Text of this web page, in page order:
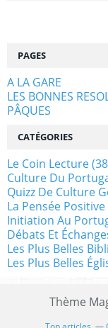
PAGES
A LA GARE
LES BONNES
PÂQUES
CATÉGORIES
Le Coin Lecture
Culture Du
Quizz De Culture
La Pensée Positive
Initiation Au
Débats Et
Les Plus Belles
Les Plus Belles
Thème